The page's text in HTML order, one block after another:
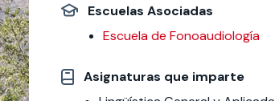
Escuelas Asociadas
Escuela de Fonoaudiología
Asignaturas que imparte